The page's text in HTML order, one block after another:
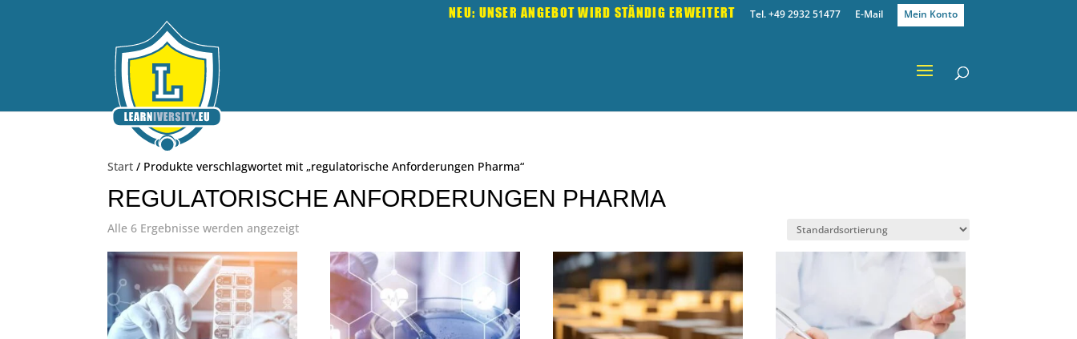
NEU: UNSER ANGEBOT WIRD STÄNDIG ERWEITERT Tel. +49 2932 51477 E-Mail Mein Konto
Start / Produkte verschlagwortet mit „regulatorische Anforderungen Pharma“
REGULATORISCHE ANFORDERUNGEN PHARMA
Alle 6 Ergebnisse werden angezeigt